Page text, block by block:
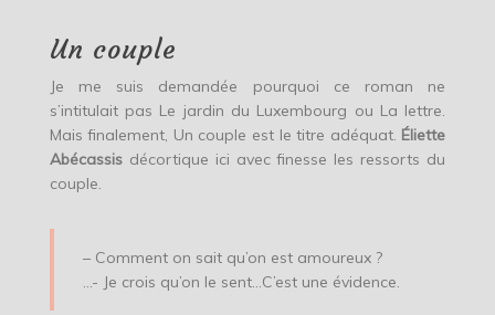
Un couple
Je me suis demandée pourquoi ce roman ne
s’intitulait pas Le jardin du Luxembourg ou La lettre.
Mais finalement, Un couple est le titre adéquat. Éliette
Abécassisdécortique ici avec finesse les ressorts du
couple.
– Comment on sait qu’on est amoureux ?
…- Je crois qu’on le sent…C’est une évidence.